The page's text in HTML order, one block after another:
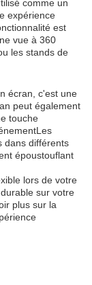
comme un
expérience
est
vue à 360
les stands de
écran, c'est une
peut également
touche
dans différents
époustouflant
lors de votre
sur votre
plus sur la